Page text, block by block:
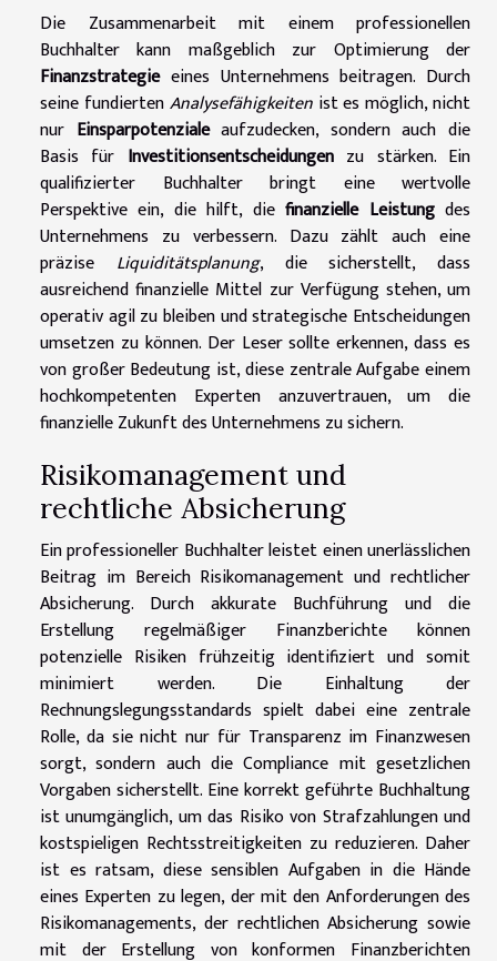
Die Zusammenarbeit mit einem professionellen
Buchhalter kann maßgeblich zur Optimierung der
Finanzstrategieeines Unternehmens beitragen. Durch
seine fundiertenAnalysefähigkeitenist es möglich, nicht
nur Einsparpotenzialeaufzudecken, sondern auch die
Basis für Investitionsentscheidungenzu stärken. Ein
qualifizierter Buchhalter bringt eine wertvolle
Perspektive ein, die hilft, diefinanzielle Leistungdes
Unternehmens zu verbessern. Dazu zählt auch eine
präzise Liquiditätsplanung, die sicherstellt, dass
ausreichend finanzielle Mittel zur Verfügung stehen, um
operativ agil zu bleiben und strategische Entscheidungen
umsetzen zu können. Der Leser sollte erkennen, dass es
von großer Bedeutung ist, diese zentrale Aufgabe einem
hochkompetenten Experten anzuvertrauen, um die
finanzielle Zukunft des Unternehmens zu sichern.
Risikomanagement und
rechtliche Absicherung
Ein professioneller Buchhalter leistet einen unerlässlichen
Beitrag im Bereich Risikomanagement und rechtlicher
Absicherung. Durch akkurate Buchführung und die
Erstellung regelmäßiger Finanzberichte können
potenzielle Risiken frühzeitig identifiziert und somit
minimiert werden. Die Einhaltung der
Rechnungslegungsstandards spielt dabei eine zentrale
Rolle, da sie nicht nur für Transparenz im Finanzwesen
sorgt, sondern auch die Compliance mit gesetzlichen
Vorgaben sicherstellt. Eine korrekt geführte Buchhaltung
ist unumgänglich, um das Risiko von Strafzahlungen und
kostspieligen Rechtsstreitigkeiten zu reduzieren. Daher
ist es ratsam, diese sensiblen Aufgaben in die Hände
eines Experten zu legen, der mit den Anforderungen des
Risikomanagements, der rechtlichen Absicherung sowie
mit der Erstellung von konformen Finanzberichten